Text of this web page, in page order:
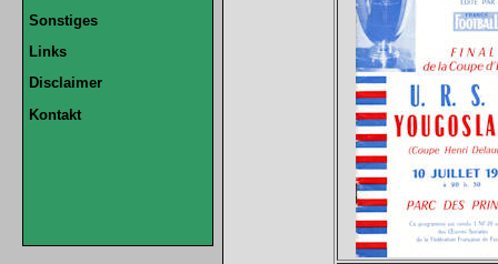
Sonstiges
Links
Disclaimer
Kontakt